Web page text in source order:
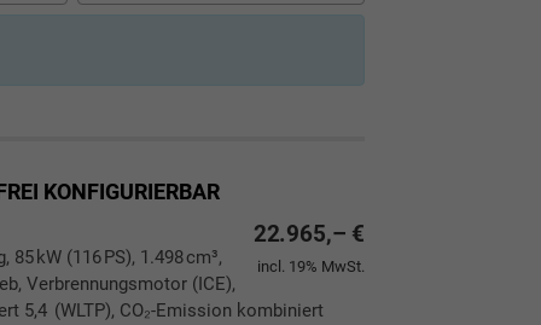
KONFIGURIERBAR
22.965,– €
incl. 19% MwSt.
85 kW (116 PS), 1.498 cm³,
Verbrennungsmotor (ICE),
5,4 (WLTP), CO₂-Emission kombiniert